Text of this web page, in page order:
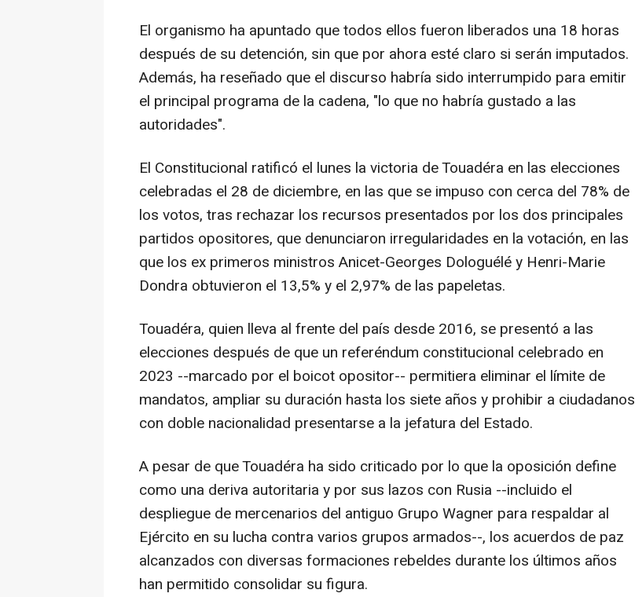
El organismo ha apuntado que todos ellos fueron liberados una 18 horas
después de su detención, sin que por ahora esté claro si serán imputados.
Además, ha reseñado que el discurso habría sido interrumpido para emitir
el principal programa de la cadena, "lo que no habría gustado a las
autoridades".
El Constitucional ratificó el lunes la victoria de Touadéra en las elecciones
celebradas el 28 de diciembre, en las que se impuso con cerca del 78% de
los votos, tras rechazar los recursos presentados por los dos principales
partidos opositores, que denunciaron irregularidades en la votación, en las
que los ex primeros ministros Anicet-Georges Dologuélé y Henri-Marie
Dondra obtuvieron el 13,5% y el 2,97% de las papeletas.
Touadéra, quien lleva al frente del país desde 2016, se presentó a las
elecciones después de que un referéndum constitucional celebrado en
2023 --marcado por el boicot opositor-- permitiera eliminar el límite de
mandatos, ampliar su duración hasta los siete años y prohibir a ciudadanos
con doble nacionalidad presentarse a la jefatura del Estado.
A pesar de que Touadéra ha sido criticado por lo que la oposición define
como una deriva autoritaria y por sus lazos con Rusia --incluido el
despliegue de mercenarios del antiguo Grupo Wagner para respaldar al
Ejército en su lucha contra varios grupos armados--, los acuerdos de paz
alcanzados con diversas formaciones rebeldes durante los últimos años
han permitido consolidar su figura.